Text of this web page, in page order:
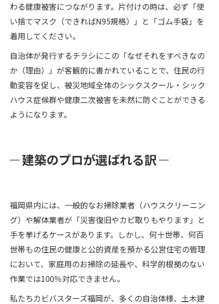
わる健康被害につながります。片付けの時は、必ず「使
い捨てマスク（できればN95規格）」と「ゴム手袋」を
着用してください。
自治体が発行するチラシにこの「なぜそれをすべきなの
か（理由）」が客観的に書かれていることで、住民の行
動変容を促し、被災地域全体のシックスクール・シック
ハウス症候群や健康二次被害を未然に防ぐことができる
ようになります。
建築のプロが選ばれる訳
福岡県内には、一般的なお掃除業者（ハウスクリーニン
グ）や解体業者が「災害復旧やカビ取りもやります」と
手を挙げるケースがあります。しかし、何十世帯、何百
世帯もの住民の健康と公的資産を預かる公営住宅の管理
において、家庭用のお掃除の延長や、科学的根拠のない
作業では100％対応できません。
私たちカビバスターズ福岡が、多くの自治体様、土木建